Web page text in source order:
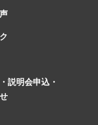
説明会申込・